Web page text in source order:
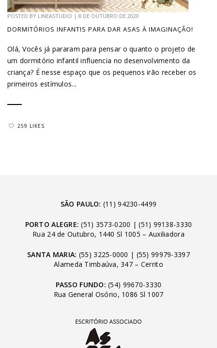
POSTED BY LINEASTUDIO | 8 DE OUTUBRO DE 2020
DORMITÓRIOS INFANTIS PARA DAR ASAS À IMAGINAÇÃO!
Olá, Vocês já pararam para pensar o quanto o projeto de
um dormitório infantil influencia no desenvolvimento da
criança? É nesse espaço que os pequenos irão receber os
primeiros estímulos...
259 LIKES
SÃO PAULO: (11) 94230-4499
PORTO ALEGRE: (51) 3573-0200 |(51) 99138-3330
Rua 24 de Outubro, 1440 Sl 1005 – Auxiliadora
SANTA MARIA: (55) 3225-0000 | (55) 99979-3397
Alameda Timbaúva, 347 – Cerrito
PASSO FUNDO: (54) 99670-3330
Rua General Osório, 1086 Sl 1007